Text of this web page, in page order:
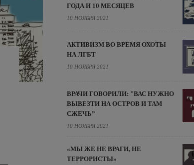
ГОДА И 10 МЕСЯЦЕВ
10 НОЯБРЯ 2021
АКТИВИЗМ ВО ВРЕМЯ ОХОТЫ
НА ЛГБТ
10 НОЯБРЯ 2021
ВРАЧИ ГОВОРИЛИ: "ВАС НУЖНО
ВЫВЕЗТИ НА ОСТРОВ И ТАМ
СЖЕЧЬ”
10 НОЯБРЯ 2021
«МЫ ЖЕ НЕ ВРАГИ, НЕ
ТЕРРОРИСТЫ»